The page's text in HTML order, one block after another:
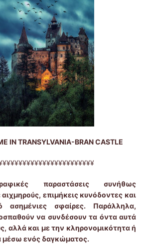
IN TRANSYLVANIA-BRAN CASTLE
παραστάσεις συνήθως
επιμήκεις κυνόδοντες και
ασημένιες σφαίρες. Παράλληλα,
να συνδέσουν τα όντα αυτά
αλλά και με την κληρονομικότητα ή
μέσω ενός δαγκώματος.